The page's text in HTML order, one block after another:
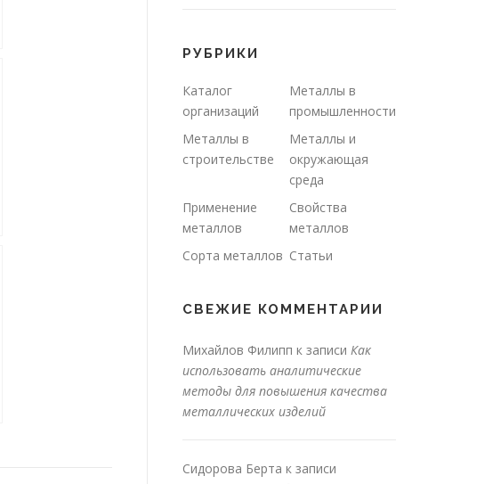
РУБРИКИ
Каталог
организаций
Металлы в
промышленности
Металлы в
строительстве
Металлы и
окружающая
среда
Применение
металлов
Свойства
металлов
Сорта металлов Статьи
СВЕЖИЕ КОММЕНТАРИИ
Михайлов Филипп к записи Как
использовать аналитические
методы для повышения качества
металлических изделий
Сидорова Берта к записи